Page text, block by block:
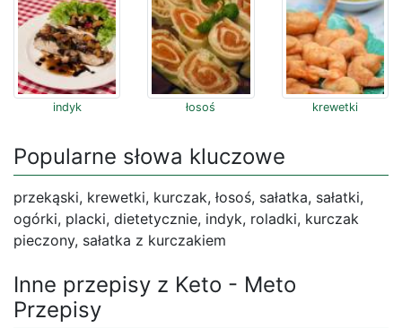
indyk łosoś krewetki
Popularne słowa kluczowe
przekąski, krewetki, kurczak, łosoś, sałatka, sałatki,
ogórki, placki, dietetycznie, indyk, roladki, kurczak
pieczony, sałatka z kurczakiem
Inne przepisy z Keto - Meto
Przepisy